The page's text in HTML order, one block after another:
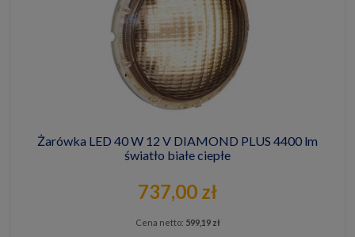
Żarówka LED 40 W 12 V DIAMOND PLUS 4400 lm
światło białe ciepłe
737,00 zł
Cena netto: 599,19 zł